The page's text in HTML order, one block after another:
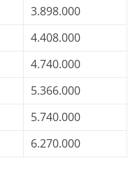
3.898.000
4.408.000
4.740.000
5.366.000
5.740.000
6.270.000